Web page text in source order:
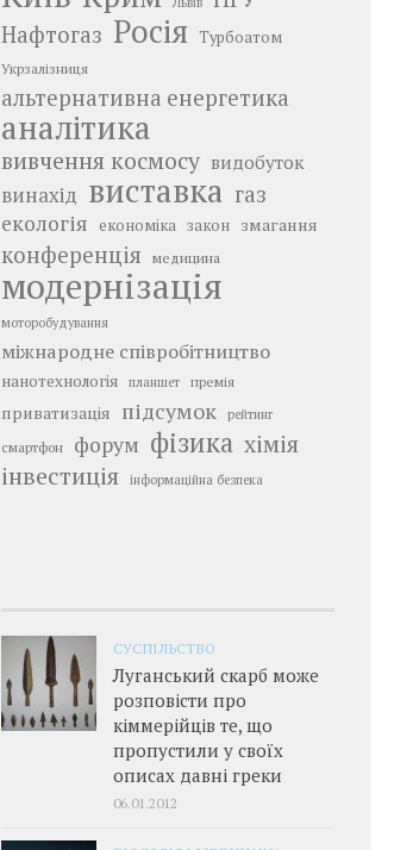
Нафтогаз Росія Турбоатом
Укрзалізниця
альтернативна енергетика
аналітика
вивчення космосу видобуток
винахід виставка газ
екологія економіка закон змагання
конференція медицина
модернізація
моторобудування
міжнародне співробітництво
нанотехнологія планшет премія
приватизація підсумок рейтинг
смартфон форум фізика хімія
інвестиція інформаційна безпека
СУСПІЛЬСТВО
Луганський скарб може
розповісти про
кіммерійців те, що
пропустили у своїх
описах давні греки
06.01.2012